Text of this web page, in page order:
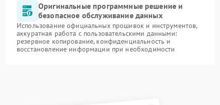
Оригинальные программные решение и
безопасное обслуживание данных
Использование официальных прошивок и инструментов,
аккуратная работа с пользовательскими данными:
резервное копирование, конфиденциальность и
восстановление информации при необходимости